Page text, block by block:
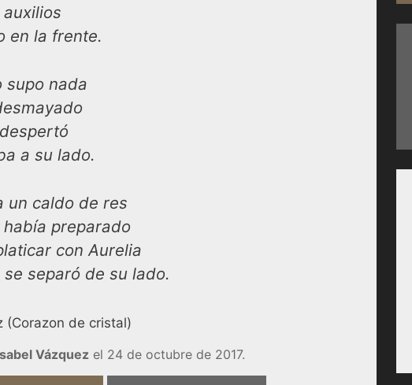
en la frente.
supo nada
a su lado.
un caldo de res
preparado
con Aurelia
separó de su lado.
(Corazon de cristal)
Vázquez el 24 de octubre de 2017.